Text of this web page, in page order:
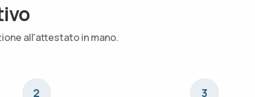
all'attestato in mano.
2 3